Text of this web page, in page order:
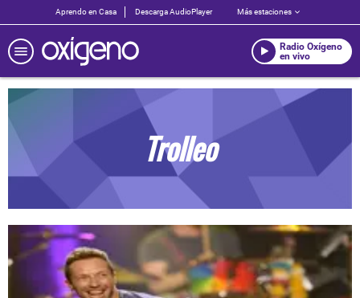
Aprendo en Casa Descarga AudioPlayer Más estaciones
Radio Oxígeno
en vivo
Trolleo